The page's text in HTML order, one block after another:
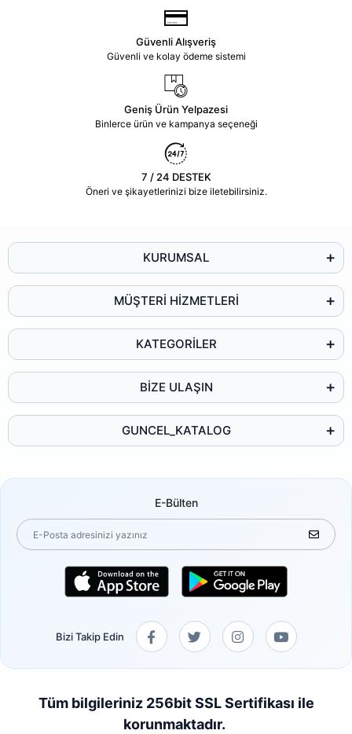
Güvenli Alışveriş
Güvenli ve kolay ödeme sistemi
Geniş Ürün Yelpazesi
Binlerce ürün ve kampanya seçeneği
7 / 24 DESTEK
Öneri ve şikayetlerinizi bize iletebilirsiniz.
KURUMSAL
MÜŞTERİ HİZMETLERİ
KATEGORİLER
BİZE ULAŞIN
GUNCEL_KATALOG
E-Bülten
Bizi Takip Edin
Tüm bilgileriniz 256bit SSL Sertifikası ile
korunmaktadır.